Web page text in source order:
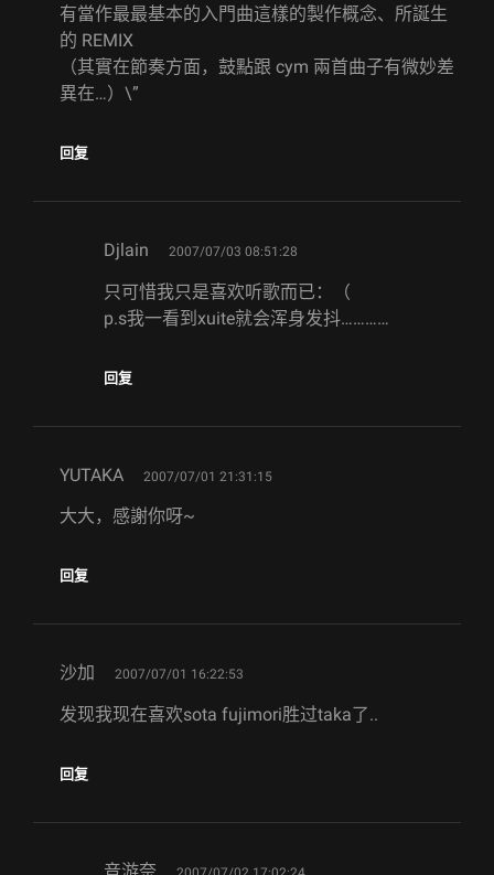
有當作最最基本的入門曲這樣的製作概念、所誕生
的 REMIX
（其實在節奏方面，鼓點跟 cym 兩首曲子有微妙差
異在…）\”
回复
Djlain says:
2007/07/03 08:51:28
只可惜我只是喜欢听歌而已：（
p.s我一看到xuite就会浑身发抖…………
回复
YUTAKA says:
2007/07/01 21:31:15
大大，感謝你呀~
回复
沙加 says:
2007/07/01 16:22:53
发现我现在喜欢sota fujimori胜过taka了..
回复
音游奈 says: